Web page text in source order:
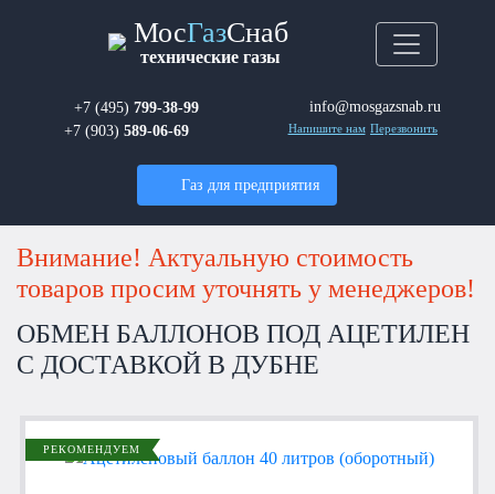
МосГазСнаб
технические газы
+7 (495) 799-38-99
+7 (903) 589-06-69
info@mosgazsnab.ru
Напишите нам Перезвонить
Газ для предприятия
Внимание! Актуальную стоимость
товаров просим уточнять у менеджеров!
ОБМЕН БАЛЛОНОВ ПОД АЦЕТИЛЕН
С ДОСТАВКОЙ В ДУБНЕ
РЕКОМЕНДУЕМ